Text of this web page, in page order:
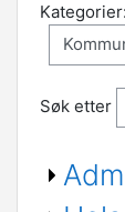
Kategorier:
Søk etter